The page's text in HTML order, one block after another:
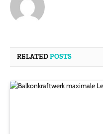
RELATEDPOSTS